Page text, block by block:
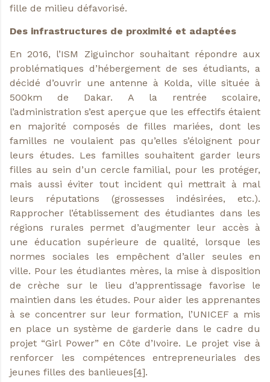
fille de milieu défavorisé.
Des infrastructures de proximité et adaptées
En 2016, l’ISM Ziguinchor souhaitant répondre aux
problématiques d’hébergement de ses étudiants, a
décidé d’ouvrir une antenne à Kolda, ville située à
500km de Dakar. A la rentrée scolaire,
l’administration s’est aperçue que les effectifs étaient
en majorité composés de filles mariées, dont les
familles ne voulaient pas qu’elles s’éloignent pour
leurs études. Les familles souhaitent garder leurs
filles au sein d’un cercle familial, pour les protéger,
mais aussi éviter tout incident qui mettrait à mal
leurs réputations (grossesses indésirées, etc.).
Rapprocher l’établissement des étudiantes dans les
régions rurales permet d’augmenter leur accès à
une éducation supérieure de qualité, lorsque les
normes sociales les empêchent d’aller seules en
ville. Pour les étudiantes mères, la mise à disposition
de crèche sur le lieu d’apprentissage favorise le
maintien dans les études. Pour aider les apprenantes
à se concentrer sur leur formation, l’UNICEF a mis
en place un système de garderie dans le cadre du
projet “Girl Power” en Côte d’Ivoire. Le projet vise à
renforcer les compétences entrepreneuriales des
jeunes filles des banlieues[4].